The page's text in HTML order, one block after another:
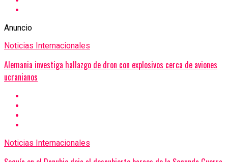
Anuncio
Noticias Internacionales
Alemania investiga hallazgo de dron con explosivos cerca de aviones
ucranianos
Noticias Internacionales